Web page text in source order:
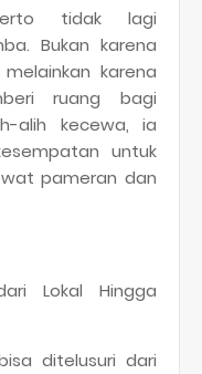
tidak lagi
Bukan karena
karena
ruang bagi
alih kecewa, ia
untuk
pameran dan
Lokal Hingga
ditelusuri dari